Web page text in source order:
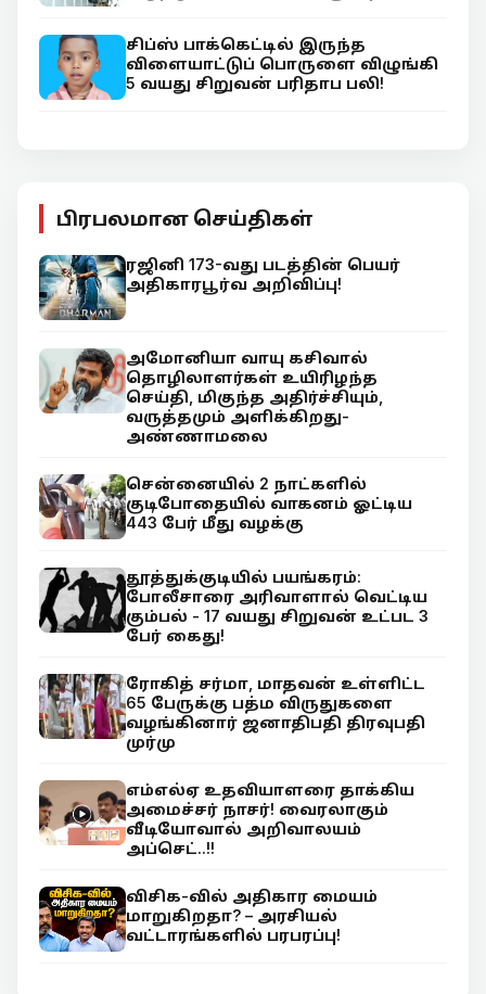
சிப்ஸ் பாக்கெட்டில் இருந்த
விளையாட்டுப் பொருளை விழுங்கி
5 வயது சிறுவன் பரிதாப பலி!
பிரபலமான செய்திகள்
ரஜினி 173-வது படத்தின் பெயர்
அதிகாரபூர்வ அறிவிப்பு!
அமோனியா வாயு கசிவால்
தொழிலாளர்கள் உயிரிழந்த
செய்தி, மிகுந்த அதிர்ச்சியும்,
வருத்தமும் அளிக்கிறது-
அண்ணாமலை
சென்னையில் 2 நாட்களில்
குடிபோதையில் வாகனம் ஓட்டிய
443 பேர் மீது வழக்கு
தூத்துக்குடியில் பயங்கரம்:
போலீசாரை அரிவாளால் வெட்டிய
கும்பல் - 17 வயது சிறுவன் உட்பட 3
பேர் கைது!
ரோகித் சர்மா, மாதவன் உள்ளிட்ட
65 பேருக்கு பத்ம விருதுகளை
வழங்கினார் ஜனாதிபதி திரவுபதி
முர்மு
எம்எல்ஏ உதவியாளரை தாக்கிய
அமைச்சர் நாசர்! வைரலாகும்
வீடியோவால் அறிவாலயம்
அப்செட்..!!
விசிக-வில் அதிகார மையம்
மாறுகிறதா? – அரசியல்
வட்டாரங்களில் பரபரப்பு!